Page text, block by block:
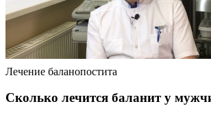
Лечение баланопостита
Сколько лечится баланит у